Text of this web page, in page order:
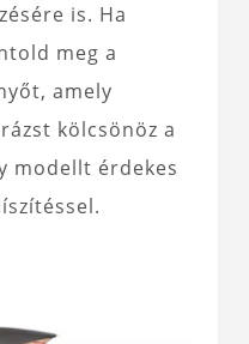
is. Ha
meg a
amely
kölcsönöz a
modellt érdekes